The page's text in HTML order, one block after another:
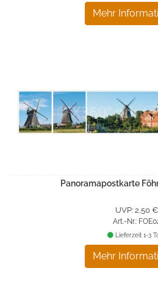
Mehr
Panoramapostkarte
UVP: 2,50 €
Art.-Nr.:
Mehr
Lieferzeit 1-3